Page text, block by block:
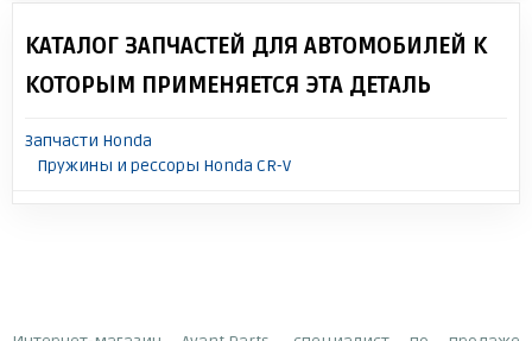
КАТАЛОГ ЗАПЧАСТЕЙ ДЛЯ АВТОМОБИЛЕЙ К
КОТОРЫМ ПРИМЕНЯЕТСЯ ЭТА ДЕТАЛЬ
Запчасти Honda
Пружины и рессоры Honda CR-V